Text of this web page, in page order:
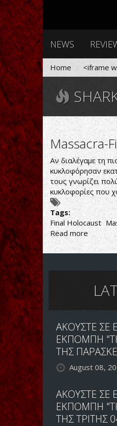
NEWS
Home <iframe
Massacra-
Αν διαλέγαμε τη
κυκλοφόρησαν
τους γνωρίζει
κυκλοφορίες που
Tags:
Final Holocaust
Read more about
Final
ΑΚΟΥΣΤΕ ΣΕ
ΕΚΠΟΜΠΗ
ΤΗΣ
August 08,
ΑΚΟΥΣΤΕ ΣΕ
ΕΚΠΟΜΠΗ
ΤΗΣ ΤΡΙΤΗΣ